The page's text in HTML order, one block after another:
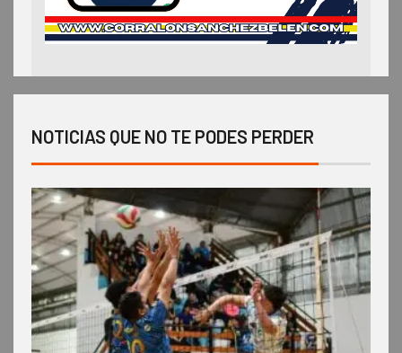
NOTICIAS QUE NO TE PODES PERDER